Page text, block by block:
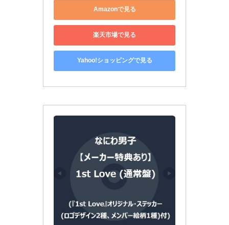
Amazonで見る
楽天市場で見る
Yahoo!ショッピングで見る